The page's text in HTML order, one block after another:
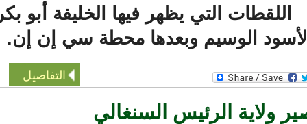
اللقطات التي يظهر فيها الخليفة أبو بكر
الوسيم وبعدها محطة سي إن إن.
التفاصيل
الرئيس السنغالي